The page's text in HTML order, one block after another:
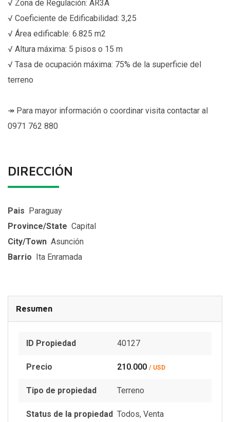
√ Zona de Regulación: AR3A
√ Coeficiente de Edificabilidad: 3,25
√ Área edificable: 6.825 m2
√ Altura máxima: 5 pisos o 15 m
√ Tasa de ocupación máxima: 75% de la superficie del
terreno
↠ Para mayor información o coordinar visita contactar al
0971 762 880
DIRECCIÓN
Pais Paraguay
Province/State Capital
City/Town Asunción
Barrio Ita Enramada
Resumen
ID Propiedad 40127
Precio 210.000 / USD
Tipo de propiedad Terreno
Status de la propiedad Todos, Venta